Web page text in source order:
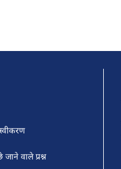
जाने वाले प्रश्न